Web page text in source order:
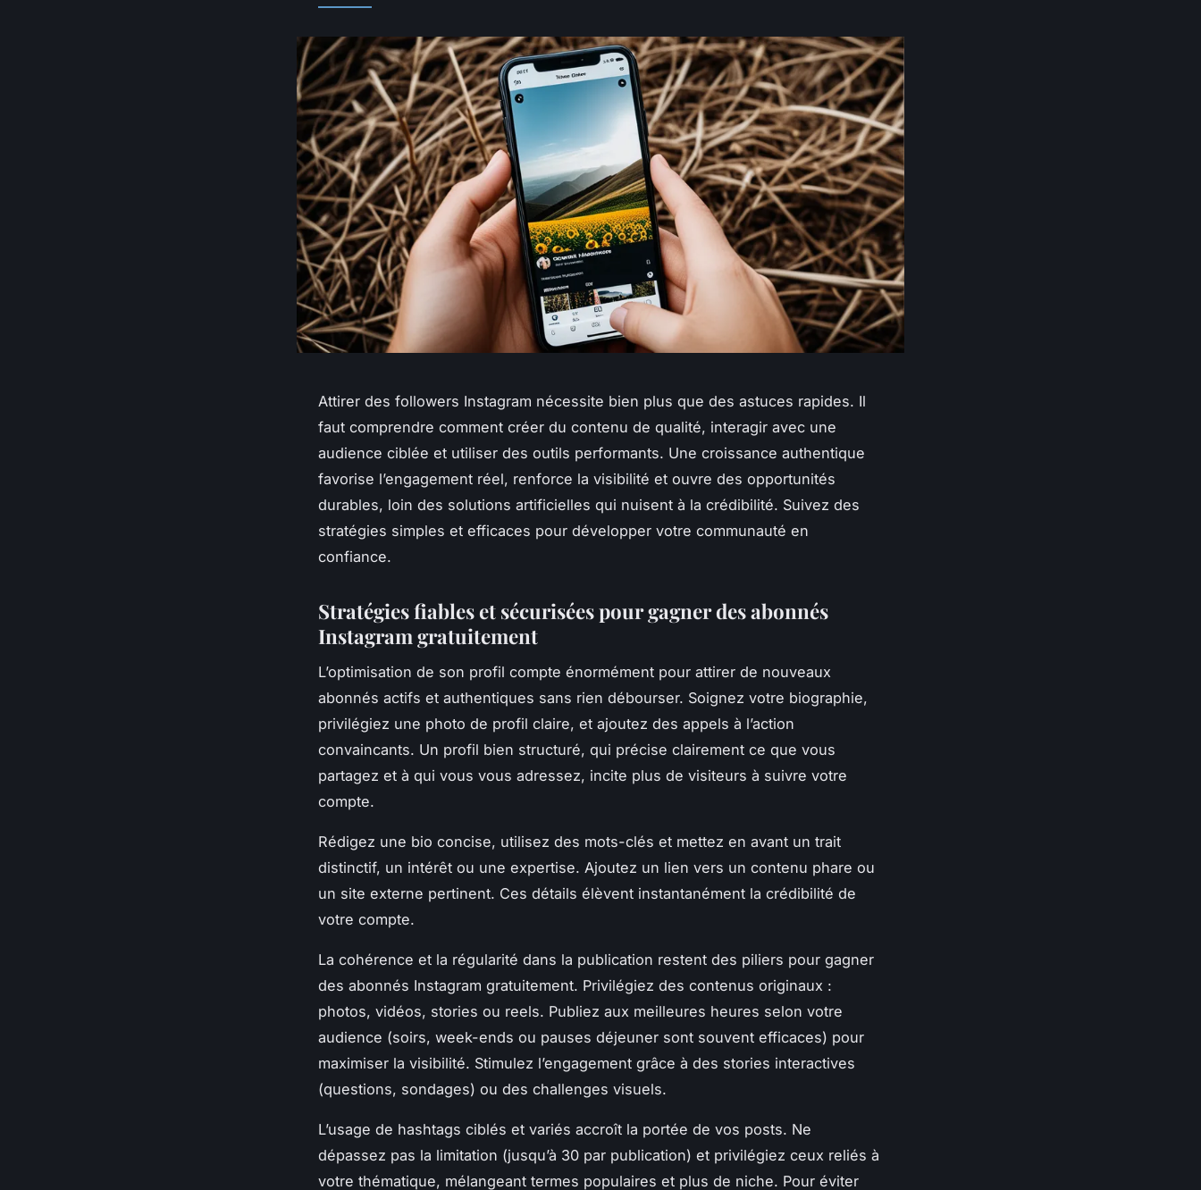
Attirer des followers Instagram nécessite bien plus que des astuces rapides. Il
faut comprendre comment créer du contenu de qualité, interagir avec une
audience ciblée et utiliser des outils performants. Une croissance authentique
favorise l’engagement réel, renforce la visibilité et ouvre des opportunités
durables, loin des solutions artificielles qui nuisent à la crédibilité. Suivez des
stratégies simples et efficaces pour développer votre communauté en
confiance.
Stratégies fiables et sécurisées pour gagner des abonnés
Instagram gratuitement
L’optimisation de son profil compte énormément pour attirer de nouveaux
abonnés actifs et authentiques sans rien débourser. Soignez votre biographie,
privilégiez une photo de profil claire, et ajoutez des appels à l’action
convaincants. Un profil bien structuré, qui précise clairement ce que vous
partagez et à qui vous vous adressez, incite plus de visiteurs à suivre votre
compte.
Rédigez une bio concise, utilisez des mots-clés et mettez en avant un trait
distinctif, un intérêt ou une expertise. Ajoutez un lien vers un contenu phare ou
un site externe pertinent. Ces détails élèvent instantanément la crédibilité de
votre compte.
La cohérence et la régularité dans la publication restent des piliers pour gagner
des abonnés Instagram gratuitement. Privilégiez des contenus originaux :
photos, vidéos, stories ou reels. Publiez aux meilleures heures selon votre
audience (soirs, week-ends ou pauses déjeuner sont souvent efficaces) pour
maximiser la visibilité. Stimulez l’engagement grâce à des stories interactives
(questions, sondages) ou des challenges visuels.
L’usage de hashtags ciblés et variés accroît la portée de vos posts. Ne
dépassez pas la limitation (jusqu’à 30 par publication) et privilégiez ceux reliés à
votre thématique, mélangeant termes populaires et plus de niche. Pour éviter